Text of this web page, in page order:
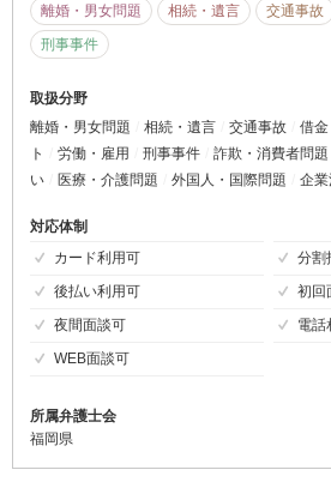
離婚・男女問題
相続・遺言 交通事故
刑事事件
取扱分野
離婚・男女問題
相続・遺言 交通事故 借
ト
労働・雇用 刑事事件 詐欺・消費者問題
い
医療・介護問題 外国人・国際問題 企業
対応体制
カード利用可
分割
後払い利用可
初回
夜間面談可
電話
WEB面談可
所属弁護士会
福岡県